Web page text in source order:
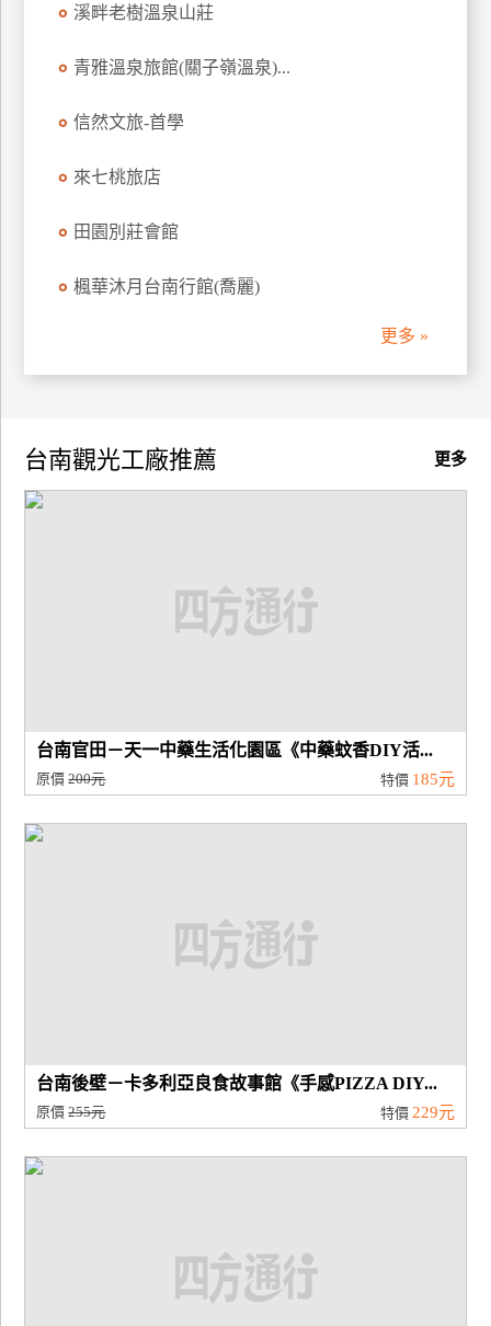
飯
作
計
商
溪畔老樹溫泉山莊
青雅溫泉旅館(關子嶺溫泉)...
信然文旅-首學
來七桃旅店
田園別莊會館
楓華沐月台南行館(喬麗)
更多 »
更多
台南觀光工廠推薦
台南官田－天一中藥生活化園區《中藥蚊香DIY活...
原價200元 特價 185元
台南後壁－卡多利亞良食故事館《手感PIZZA DIY...
原價255元 特價 229元